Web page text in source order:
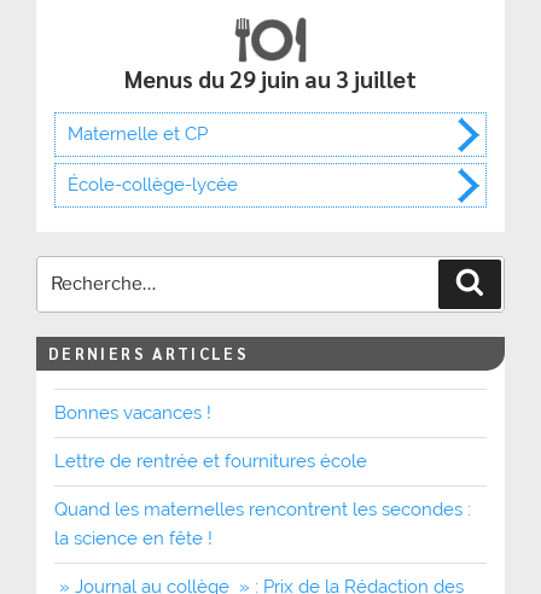
Menus du 29 juin au 3 juillet
Maternelle et CP
École-collège-lycée
DERNIERS ARTICLES
Bonnes vacances !
Lettre de rentrée et fournitures école
Quand les maternelles rencontrent les secondes :
la science en fête !
» Journal au collège » : Prix de la Rédaction des